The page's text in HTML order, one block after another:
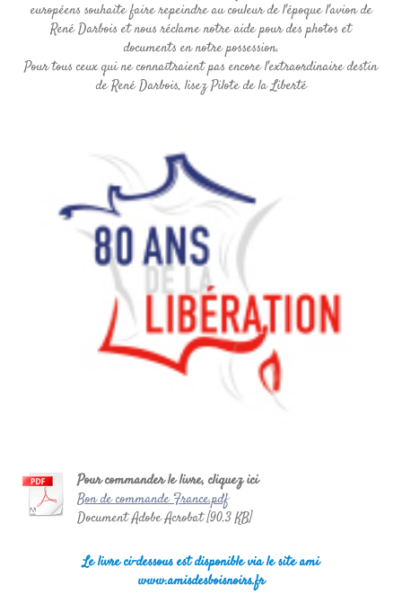
européens souhaite faire repeindre au couleur de l'époque l'avion de
René Darbois et nous réclame notre aide pour des photos et
documents en notre possession.
Pour tous ceux qui ne connaîtraient pas encore l'extraordinaire destin
de René Darbois, lisez Pilote de la Liberté
Pour commander le livre, cliquez ici
Bon de commande France.pdf
Document Adobe Acrobat [90.3 KB]
Le livre ci-dessous est disponible via le site ami
www.amisdesboisnoirs.fr